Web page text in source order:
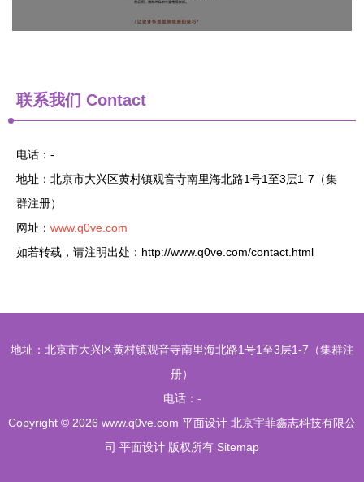
联系我们 Contact
电话：-
地址：北京市大兴区黄村镇观音寺南里海北路1号1至3层1-7（集
群注册）
网址： www.q0ve.com
如若转载，请注明出处：http://www.q0ve.com/contact.html
地址：北京市大兴区黄村镇观音寺南里海北路1号1至3层1-7（集群注
册）
电话：-
Copyright © 2026 www.q0ve.com 平面设计 北京宇菲鑫志科技有限公
司 平面设计 版权所有 Sitemap